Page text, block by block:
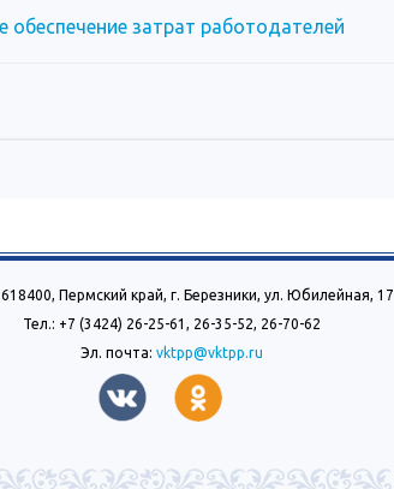
обеспечение затрат работодателей
Пермский край, г. Березники, ул. Юбилейная, 17
Тел.: +7 (3424) 26-25-61, 26-35-52, 26-70-62
Эл. почта:vktpp@vktpp.ru